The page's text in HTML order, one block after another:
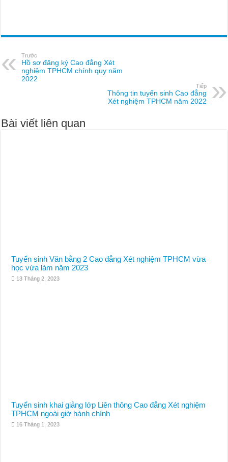
Trước
Hồ sơ đăng ký Cao đẳng Xét
nghiệm TPHCM chính quy năm
2022
Tiếp
Thông tin tuyển sinh Cao đẳng
Xét nghiệm TPHCM năm 2022
Bài viết liên quan
Tuyển sinh Văn bằng 2 Cao đẳng Xét nghiệm TPHCM vừa
học vừa làm năm 2023
13 Tháng 2, 2023
Tuyển sinh khai giảng lớp Liên thông Cao đẳng Xét nghiệm
TPHCM ngoài giờ hành chính
16 Tháng 1, 2023